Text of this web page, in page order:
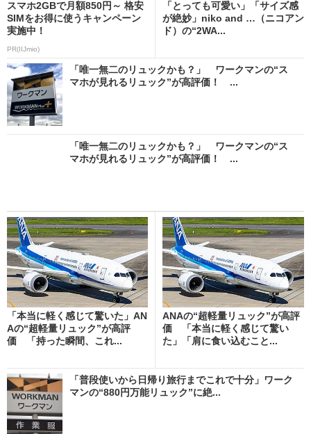
スマホ2GBで月額850円～ 格安
SIMをお得に使うキャンペーン
実施中！
PR(IIJmio)
「とっても可愛い」「サイズ感
が絶妙」niko and …（ニコアン
ド）の“2WA...
「唯一無二のリュックかも？」 ワークマンの“ス
マホが見れるリュック”が高評価！ ...
「唯一無二のリュックかも？」 ワークマンの“ス
マホが見れるリュック”が高評価！ ...
「本当に軽く感じて驚いた」AN
Aの“超軽量リュック”が高評
価 「持った瞬間、これ...
ANAの“超軽量リュック”が高評
価 「本当に軽く感じて驚い
た」「肩に食い込むこと...
「普段使いから日帰り旅行までこれで十分」ワーク
マンの“880円万能リュック”に絶...